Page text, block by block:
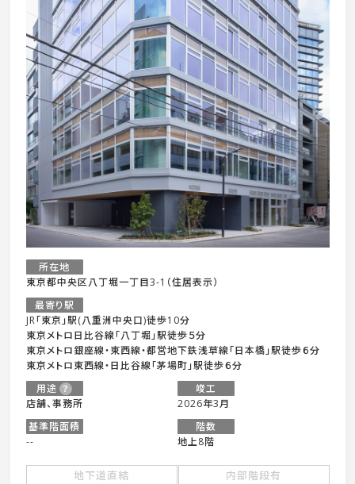
所在地
東京都中央区八丁堀一丁目3-1（住居表示）
最寄り駅
JR「東京」駅(八重洲中央口)徒歩10分
東京メトロ日比谷線「八丁堀」駅徒歩５分
東京メトロ銀座線・東西線・都営地下鉄浅草線「日本橋」駅徒歩６分
東京メトロ東西線・日比谷線「茅場町」駅徒歩６分
用途
店舗、事務所
竣工
2026年3月
基準階面積
--
階数
地上8階
地下道直結
内部階段有